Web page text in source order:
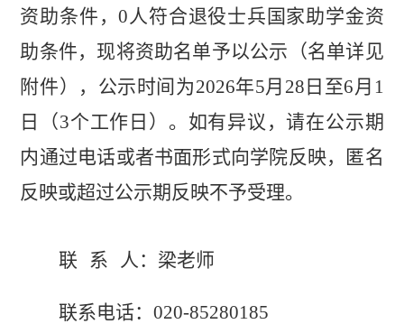
资助条件，0人符合退役士兵国家助学金资
助条件，现将资助名单予以公示（名单详见
附件），公示时间为2026年5月 28 日至6月 1
日
（3个工作日 ） 。如有异议，请在公示期
内通过电话或者书面形式向学院反映，匿名
反映或超过公示期反映不予受理。
联 系 人：梁老师
联系电话： 020-85280185